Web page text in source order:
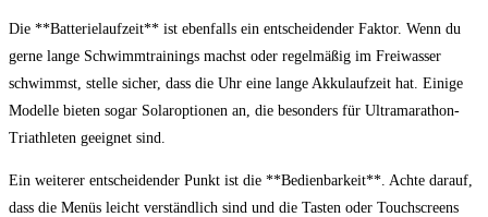
Die **Batterielaufzeit** ist ebenfalls ein entscheidender Faktor. Wenn du
gerne lange Schwimmtrainings⁣ machst ⁢oder​ regelmäßig ⁣im Freiwasser
‍schwimmst, stelle sicher, dass die⁤ Uhr eine lange Akkulaufzeit hat. Einige
Modelle bieten sogar⁢ Solaroptionen ⁤an, die besonders ⁢für Ultramarathon-
Triathleten geeignet ‍sind.
Ein weiterer entscheidender Punkt​ ist die‌ **Bedienbarkeit**. Achte​ darauf,
dass die Menüs leicht verständlich sind⁣ und die Tasten oder‍ Touchscreens